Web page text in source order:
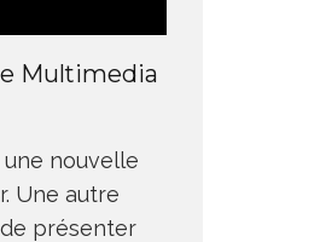
Multimedia
nouvelle
Une autre
présenter